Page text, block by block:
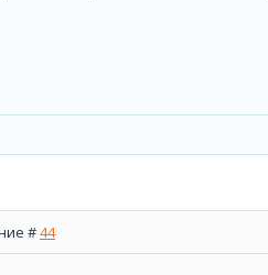
#44